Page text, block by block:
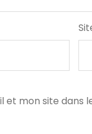
et mon site dans